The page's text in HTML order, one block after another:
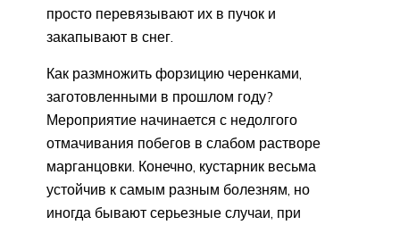
просто перевязывают их в пучок и
закапывают в снег.
Как размножить форзицию черенками,
заготовленными в прошлом году?
Мероприятие начинается с недолгого
отмачивания побегов в слабом растворе
марганцовки. Конечно, кустарник весьма
устойчив к самым разным болезням, но
иногда бывают серьезные случаи, при